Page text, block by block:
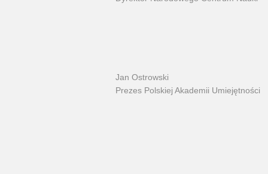
Jan Ostrowski
Prezes Polskiej Akademii Umiejętności